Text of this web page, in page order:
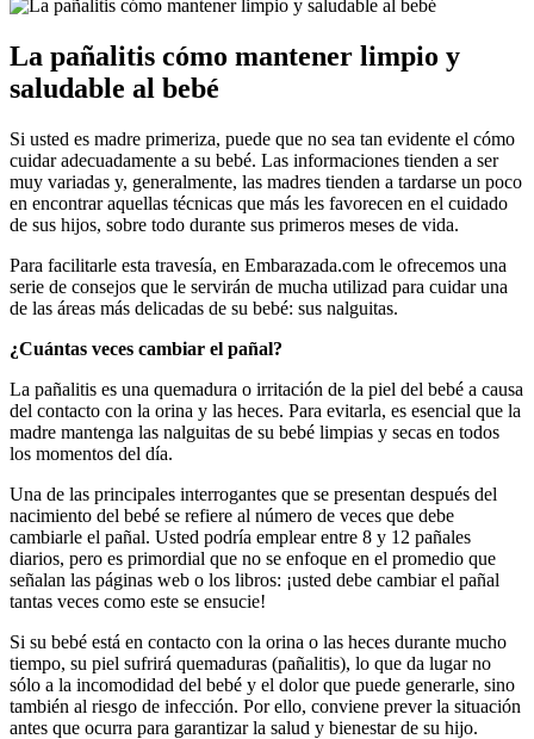
La pañalitis cómo mantener limpio y
saludable al bebé
Si usted es madre primeriza, puede que no sea tan evidente el cómo
cuidar adecuadamente a su bebé. Las informaciones tienden a ser
muy variadas y, generalmente, las madres tienden a tardarse un poco
en encontrar aquellas técnicas que más les favorecen en el cuidado
de sus hijos, sobre todo durante sus primeros meses de vida.
Para facilitarle esta travesía, en Embarazada.com le ofrecemos una
serie de consejos que le servirán de mucha utilizad para cuidar una
de las áreas más delicadas de su bebé: sus nalguitas.
¿Cuántas veces cambiar el pañal?
La pañalitis es una quemadura o irritación de la piel del bebé a causa
del contacto con la orina y las heces. Para evitarla, es esencial que la
madre mantenga las nalguitas de su bebé limpias y secas en todos
los momentos del día.
Una de las principales interrogantes que se presentan después del
nacimiento del bebé se refiere al número de veces que debe
cambiarle el pañal. Usted podría emplear entre 8 y 12 pañales
diarios, pero es primordial que no se enfoque en el promedio que
señalan las páginas web o los libros: ¡usted debe cambiar el pañal
tantas veces como este se ensucie!
Si su bebé está en contacto con la orina o las heces durante mucho
tiempo, su piel sufrirá quemaduras (pañalitis), lo que da lugar no
sólo a la incomodidad del bebé y el dolor que puede generarle, sino
también al riesgo de infección. Por ello, conviene prever la situación
antes que ocurra para garantizar la salud y bienestar de su hijo.